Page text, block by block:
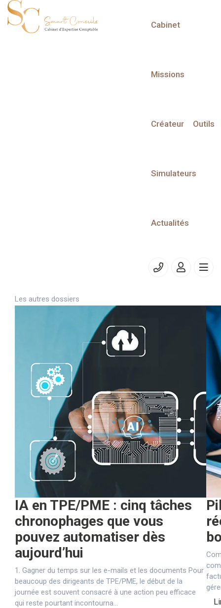
Cabinet
Missions
Créateur Outils
Simulateurs
Actualités
un rendez vous avec votre Expert-comptable
Les autres dossiers
IA en TPE/PME : cinq tâches
chronophages que vous
pouvez automatiser dès
aujourd’hui
1. Gagner du temps sur les e-mails et les documents Pour
beaucoup des dirigeants de TPE/PME, le début de la
journée est souvent consacré à une action peu efficace
qui reste pourtant incontourna...